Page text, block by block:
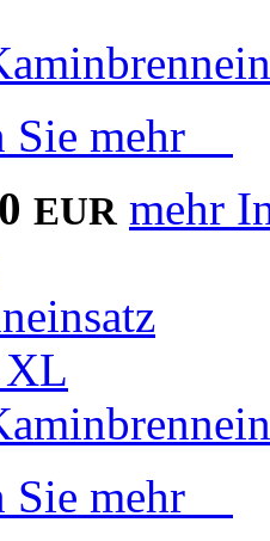
Sie mehr
EUR mehr
Sie mehr